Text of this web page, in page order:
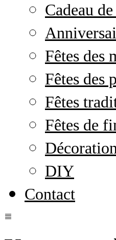
Cadeau
Fêtes des
Fêtes des
Fêtes
Fêtes de
DIY
Contact